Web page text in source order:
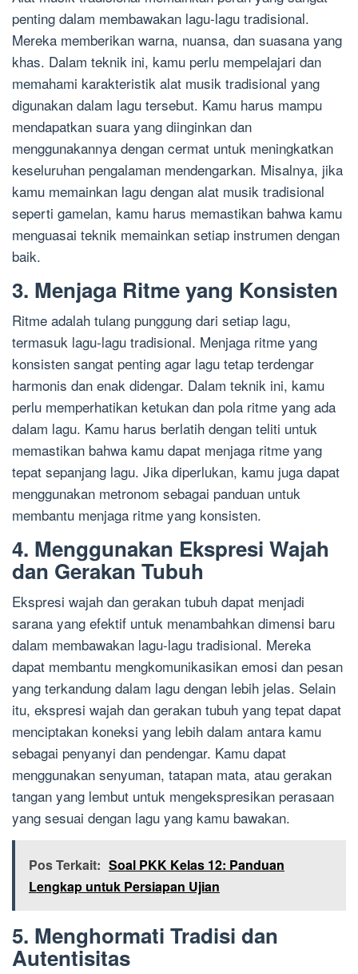
penting dalam membawakan lagu-lagu tradisional.
Mereka memberikan warna, nuansa, dan suasana yang
khas. Dalam teknik ini, kamu perlu mempelajari dan
memahami karakteristik alat musik tradisional yang
digunakan dalam lagu tersebut. Kamu harus mampu
mendapatkan suara yang diinginkan dan
menggunakannya dengan cermat untuk meningkatkan
keseluruhan pengalaman mendengarkan. Misalnya, jika
kamu memainkan lagu dengan alat musik tradisional
seperti gamelan, kamu harus memastikan bahwa kamu
menguasai teknik memainkan setiap instrumen dengan
baik.
3. Menjaga Ritme yang Konsisten
Ritme adalah tulang punggung dari setiap lagu,
termasuk lagu-lagu tradisional. Menjaga ritme yang
konsisten sangat penting agar lagu tetap terdengar
harmonis dan enak didengar. Dalam teknik ini, kamu
perlu memperhatikan ketukan dan pola ritme yang ada
dalam lagu. Kamu harus berlatih dengan teliti untuk
memastikan bahwa kamu dapat menjaga ritme yang
tepat sepanjang lagu. Jika diperlukan, kamu juga dapat
menggunakan metronom sebagai panduan untuk
membantu menjaga ritme yang konsisten.
4. Menggunakan Ekspresi Wajah
dan Gerakan Tubuh
Ekspresi wajah dan gerakan tubuh dapat menjadi
sarana yang efektif untuk menambahkan dimensi baru
dalam membawakan lagu-lagu tradisional. Mereka
dapat membantu mengkomunikasikan emosi dan pesan
yang terkandung dalam lagu dengan lebih jelas. Selain
itu, ekspresi wajah dan gerakan tubuh yang tepat dapat
menciptakan koneksi yang lebih dalam antara kamu
sebagai penyanyi dan pendengar. Kamu dapat
menggunakan senyuman, tatapan mata, atau gerakan
tangan yang lembut untuk mengekspresikan perasaan
yang sesuai dengan lagu yang kamu bawakan.
Pos Terkait: Soal PKK Kelas 12: Panduan
Lengkap untuk Persiapan Ujian
5. Menghormati Tradisi dan
Autentisitas